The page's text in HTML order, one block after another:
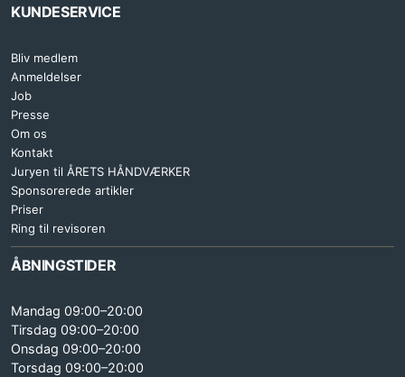
KUNDESERVICE
Bliv medlem
Anmeldelser
Job
Presse
Om os
Kontakt
Juryen til ÅRETS HÅNDVÆRKER
Sponsorerede artikler
Priser
Ring til revisoren
ÅBNINGSTIDER
Mandag 09:00–20:00
Tirsdag 09:00–20:00
Onsdag 09:00–20:00
Torsdag 09:00–20:00